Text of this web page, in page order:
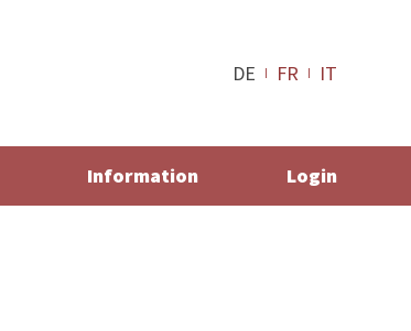
DE FR IT
Information Login